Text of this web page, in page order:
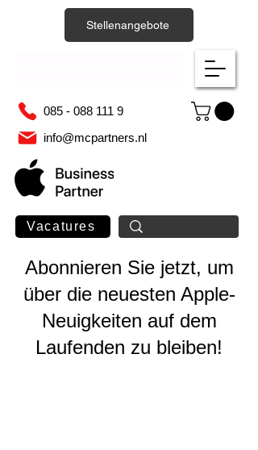
085 - 088 111 9
info@mcpartners.nl
Vacatures
Stellenangebote
Abonnieren Sie jetzt, um
über die neuesten Apple-
Neuigkeiten auf dem
Laufenden zu bleiben!